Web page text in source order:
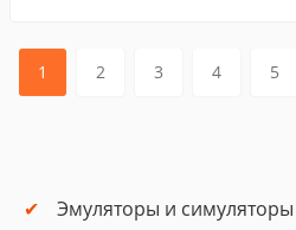
1 2 3 4 5
Эмуляторы и